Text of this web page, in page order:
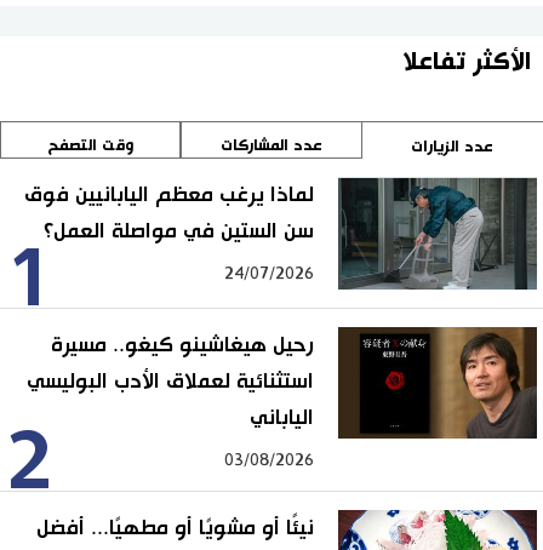
الأكثر تفاعلا
عدد الزيارات عدد المشاركات وقت التصفح
1
لماذا يرغب معظم اليابانيين فوق
سن الستين في مواصلة العمل؟
24/07/2026
2
رحيل هيغاشينو كيغو.. مسيرة
استثنائية لعملاق الأدب البوليسي
الياباني
03/08/2026
نيئًا أو مشويًا أو مطهيًا... أفضل